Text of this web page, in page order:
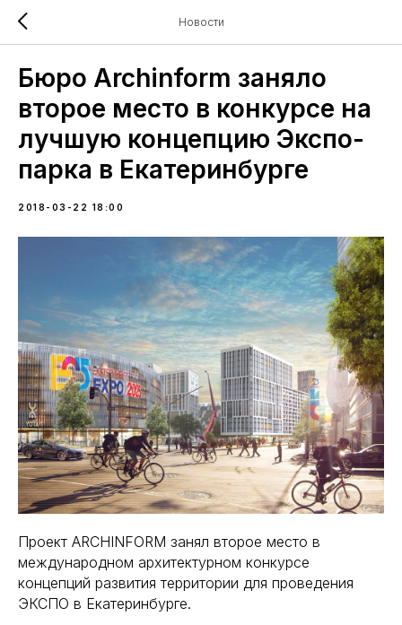
Новости
Бюро Archinform заняло
второе место в конкурсе на
лучшую концепцию Экспо-
парка в Екатеринбурге
2018-03-22 18:00
Проект ARCHINFORM занял второе место в
международном архитектурном конкурсе
концепций развития территории для проведения
ЭКСПО в Екатеринбурге.